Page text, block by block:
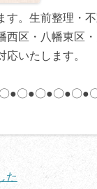
。生前整理・
区・八幡東区
いたします。
●〇●〇●〇●〇●
た